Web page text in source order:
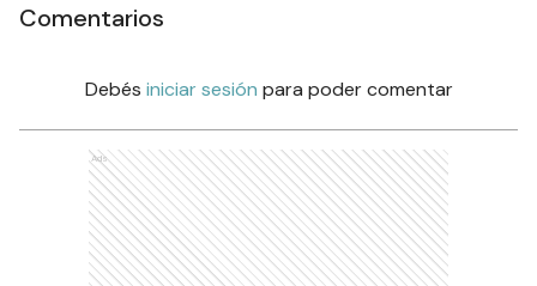
Comentarios
Debés iniciar sesión para poder comentar
Ads